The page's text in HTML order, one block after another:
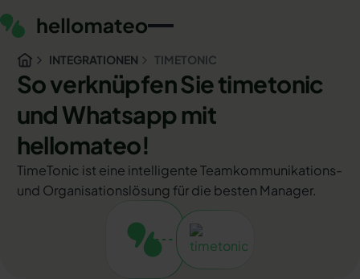
INTEGRATIONEN TIMETONIC
So verknüpfen Sie timetonic
und Whatsapp mit
hellomateo!
TimeTonic ist eine intelligente Teamkommunikations-
und Organisationslösung für die besten Manager.